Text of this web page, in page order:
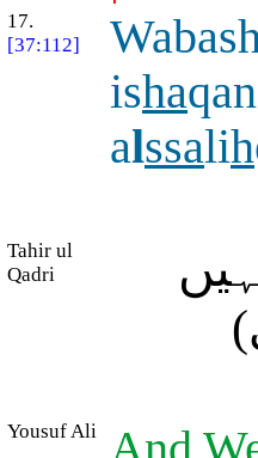
17.
[37:112]
isha
alssalih
Tahir ul
Qadri
Yousuf Ali